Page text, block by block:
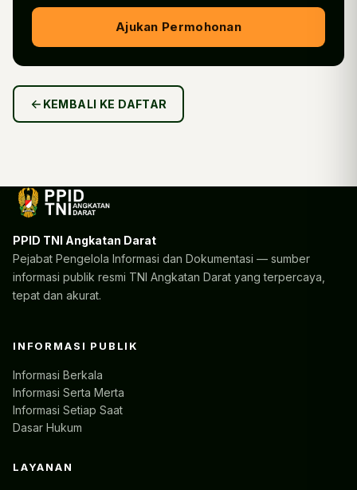
Ajukan Permohonan
KEMBALI KE DAFTAR
PPID TNI Angkatan Darat
Pejabat Pengelola Informasi dan Dokumentasi — sumber
informasi publik resmi TNI Angkatan Darat yang terpercaya,
tepat dan akurat.
INFORMASI PUBLIK
Informasi Berkala
Informasi Serta Merta
Informasi Setiap Saat
Dasar Hukum
LAYANAN